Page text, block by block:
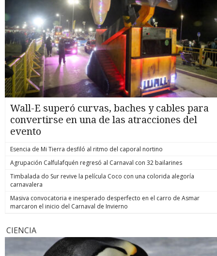
Wall-E superó curvas, baches y cables para
convertirse en una de las atracciones del
evento
Esencia de Mi Tierra desfiló al ritmo del caporal nortino
Agrupación Calfulafquén regresó al Carnaval con 32 bailarines
Timbalada do Sur revive la película Coco con una colorida alegoría
carnavalera
Masiva convocatoria e inesperado desperfecto en el carro de Asmar
marcaron el inicio del Carnaval de Invierno
CIENCIA